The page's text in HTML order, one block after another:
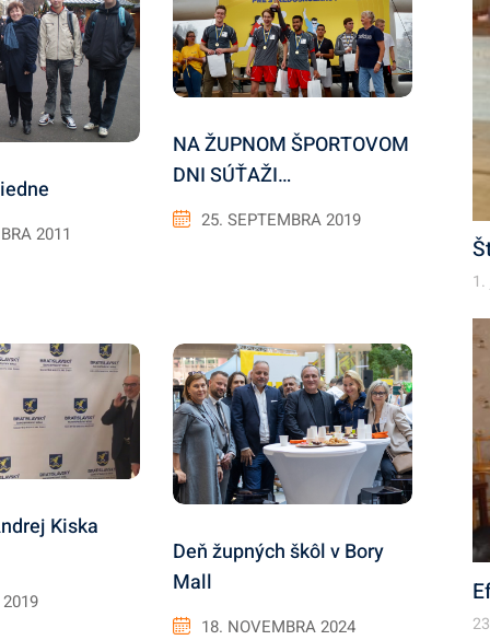
2011
NA ŽUPNOM ŠPORTOVOM
DNI SÚŤAŽI…
25. SEPTEMBRA 2019
Kiska
Deň župných škôl v Bory
Mall
18. NOVEMBRA 2024